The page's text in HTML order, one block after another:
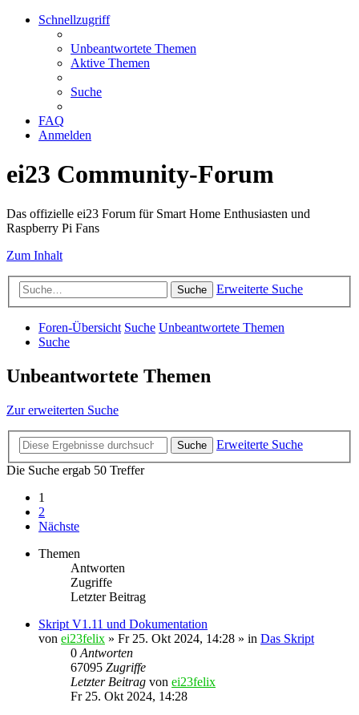
Schnellzugriff
Unbeantwortete Themen
Aktive Themen
Suche
FAQ
Anmelden
ei23 Community-Forum
Das offizielle ei23 Forum für Smart Home Enthusiasten und
Raspberry Pi Fans
Zum Inhalt
Suche Erweiterte Suche
Foren-Übersicht Suche Unbeantwortete Themen
Suche
Unbeantwortete Themen
Zur erweiterten Suche
Suche
Erweiterte Suche
Die Suche ergab 50 Treffer
1
2
Nächste
Themen
Antworten
Zugriffe
Letzter Beitrag
Skript V1.11 und Dokumentation
von ei23felix » Fr 25. Okt 2024, 14:28 » in Das Skript
0 Antworten
67095 Zugriffe
Letzter Beitrag von ei23felix
Fr 25. Okt 2024, 14:28